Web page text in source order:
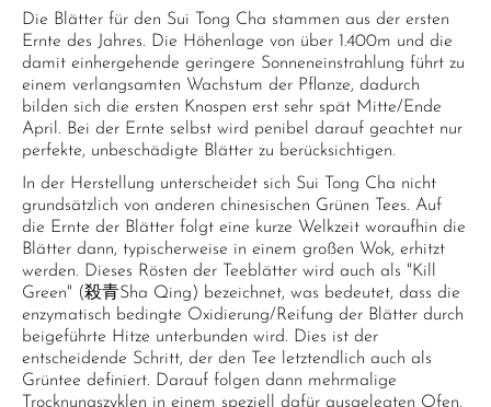
Die Blätter für den Sui Tong Cha stammen aus der ersten
Ernte des Jahres. Die Höhenlage von über 1.400m und die
damit einhergehende geringere Sonneneinstrahlung führt zu
einem verlangsamten Wachstum der Pflanze, dadurch
bilden sich die ersten Knospen erst sehr spät Mitte/Ende
April. Bei der Ernte selbst wird penibel darauf geachtet nur
perfekte, unbeschädigte Blätter zu berücksichtigen.
In der Herstellung unterscheidet sich Sui Tong Cha nicht
grundsätzlich von anderen chinesischen Grünen Tees. Auf
die Ernte der Blätter folgt eine kurze Welkzeit woraufhin die
Blätter dann, typischerweise in einem großen Wok, erhitzt
werden. Dieses Rösten der Teeblätter wird auch als "Kill
Green" (殺青Sha Qing) bezeichnet, was bedeutet, dass die
enzymatisch bedingte Oxidierung/Reifung der Blätter durch
beigeführte Hitze unterbunden wird. Dies ist der
entscheidende Schritt, der den Tee letztendlich auch als
Grüntee definiert. Darauf folgen dann mehrmalige
Trocknungszyklen in einem speziell dafür ausgelegten Ofen.